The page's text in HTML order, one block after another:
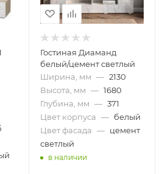
Гостиная Диаманд
белый/цемент светлый
Ширина, мм — 2130
Высота, мм — 1680
Глубина, мм — 371
Цвет корпуса — белый
Цвет фасада — цемент
светлый
в наличии